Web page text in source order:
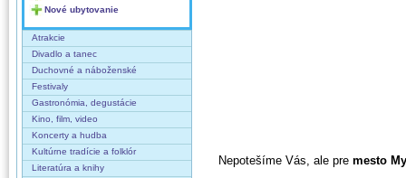
Nové ubytovanie
Atrakcie
Divadlo a tanec
Duchovné a náboženské
Festivaly
Gastronómia, degustácie
Kino, film, video
Koncerty a hudba
Kultúrne tradície a folklór
Literatúra a knihy
Nepotešíme Vás, ale pre mesto